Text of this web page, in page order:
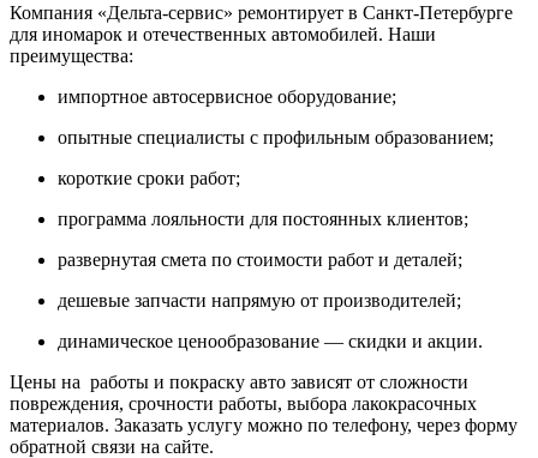
Компания «Дельта-сервис» ремонтирует в Санкт-Петербурге
для иномарок и отечественных автомобилей. Наши
преимущества:
импортное автосервисное оборудование;
опытные специалисты с профильным образованием;
короткие сроки работ;
программа лояльности для постоянных клиентов;
развернутая смета по стоимости работ и деталей;
дешевые запчасти напрямую от производителей;
динамическое ценообразование — скидки и акции.
Цены на работы и покраску авто зависят от сложности
повреждения, срочности работы, выбора лакокрасочных
материалов. Заказать услугу можно по телефону, через форму
обратной связи на сайте.